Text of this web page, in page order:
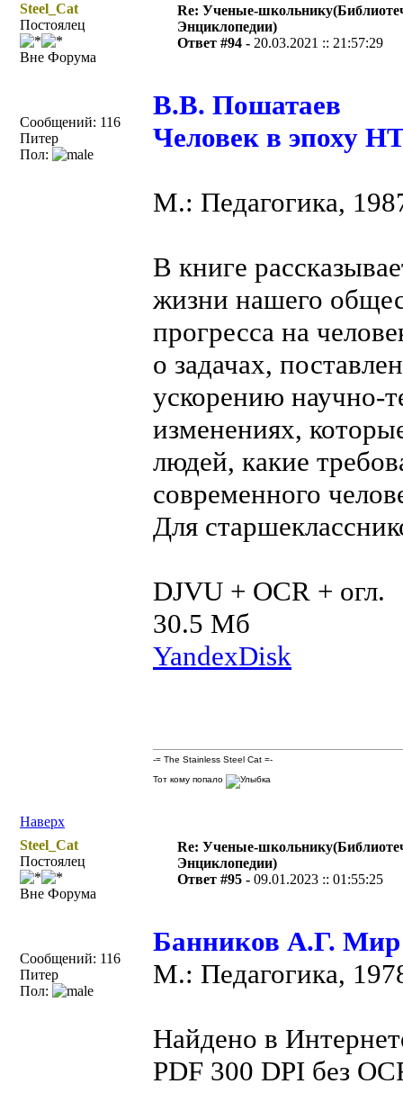
Steel_Cat
Постоялец
Вне Форума
Сообщений: 116
Питер
Пол:
Re: Ученые-
Энциклопедии)
Ответ #94 - 20.03.2021 :: 21:57:29
В.В. Пошатаев
Человек в эпоху
М.: Педагогика,
В книге
жизни нашего
прогресса на
о задачах,
ускорению научно-
изменениях,
людей, какие
современного
Для
DJVU + OCR + огл.
30.5 Мб
YandexDisk
Наверх
-= The Stainless Steel Cat =-
Тот кому попало
Steel_Cat
Постоялец
Вне Форума
Сообщений: 116
Питер
Пол:
Re: Ученые-
Энциклопедии)
Ответ #95 -09.01.2023 :: 01:55:25
Банников А.Г. Мир
М.: Педагогика,
Найдено в
PDF 300 DPI без